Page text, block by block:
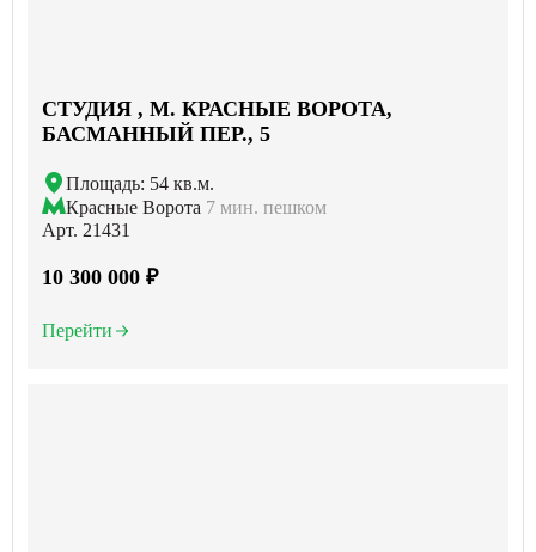
СТУДИЯ , М. КРАСНЫЕ ВОРОТА,
БАСМАННЫЙ ПЕР., 5
Площадь: 54 кв.м.
Красные Ворота 7 мин. пешком
Арт. 21431
10 300 000 ₽
Перейти